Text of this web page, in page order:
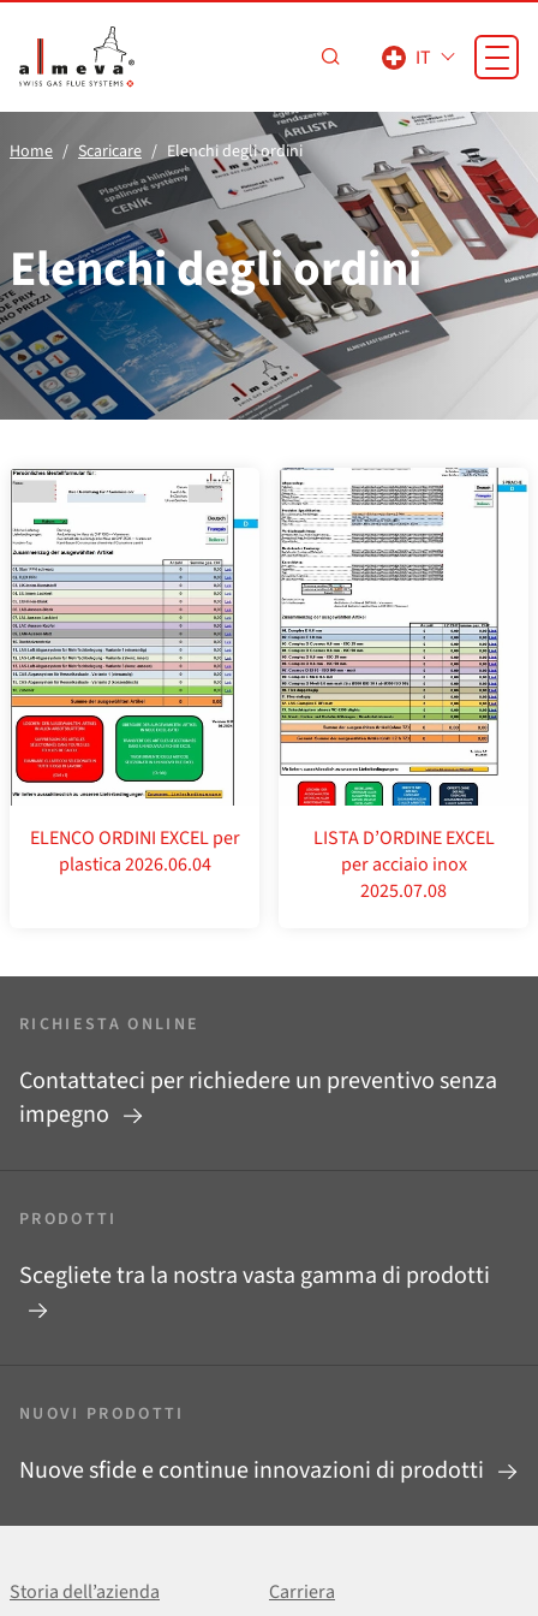
IT
Home Scaricare Elenchi degli ordini
Elenchi degli ordini
ELENCO ORDINI EXCEL per
plastica 2026.06.04
LISTA D’ORDINE EXCEL
per acciaio inox
2025.07.08
RICHIESTA ONLINE
Contattateci per richiedere un preventivo senza
impegno
PRODOTTI
Scegliete tra la nostra vasta gamma di prodotti
NUOVI PRODOTTI
Nuove sfide e continue innovazioni di prodotti
Storia dell’azienda Carriera